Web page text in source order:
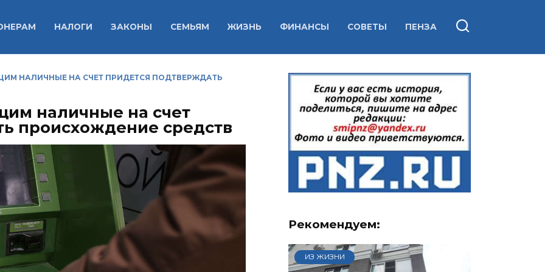
НАЛОГИ ЗАКОНЫ СЕМЬЯМ ЖИЗНЬ ФИНАНСЫ СОВЕТЫ ПЕНЗА
НАЛИЧНЫЕ НА СЧЕТ ПРИДЕТСЯ ПОДТВЕРЖДАТЬ
наличные на счет
происхождение средств
Рекомендуем:
ИЗ ЖИЗНИ